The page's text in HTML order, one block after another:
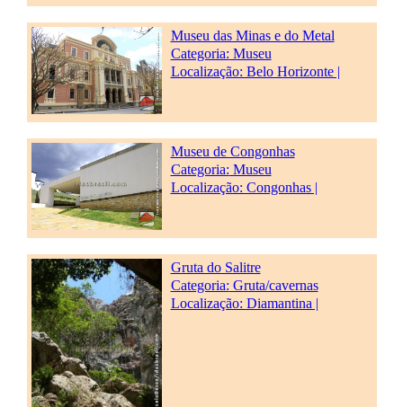
Museu das Minas e do Metal
Categoria: Museu
Localização: Belo Horizonte |
Museu de Congonhas
Categoria: Museu
Localização: Congonhas |
Gruta do Salitre
Categoria: Gruta/cavernas
Localização: Diamantina |